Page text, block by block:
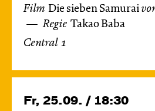
Film Die sieben Samurai
Regie Takao Baba
Central 1
Fr, 25.09. / 18:30